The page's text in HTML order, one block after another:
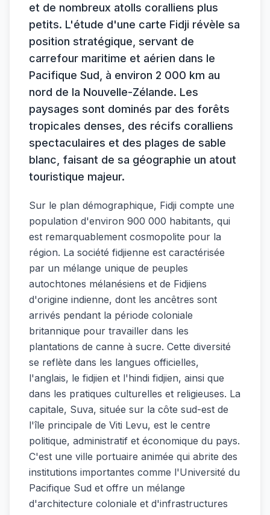
et de nombreux atolls coralliens plus
petits. L'étude d'une carte Fidji révèle sa
position stratégique, servant de
carrefour maritime et aérien dans le
Pacifique Sud, à environ 2 000 km au
nord de la Nouvelle-Zélande. Les
paysages sont dominés par des forêts
tropicales denses, des récifs coralliens
spectaculaires et des plages de sable
blanc, faisant de sa géographie un atout
touristique majeur.
Sur le plan démographique, Fidji compte une
population d'environ 900 000 habitants, qui
est remarquablement cosmopolite pour la
région. La société fidjienne est caractérisée
par un mélange unique de peuples
autochtones mélanésiens et de Fidjiens
d'origine indienne, dont les ancêtres sont
arrivés pendant la période coloniale
britannique pour travailler dans les
plantations de canne à sucre. Cette diversité
se reflète dans les langues officielles,
l'anglais, le fidjien et l'hindi fidjien, ainsi que
dans les pratiques culturelles et religieuses. La
capitale, Suva, située sur la côte sud-est de
l'île principale de Viti Levu, est le centre
politique, administratif et économique du pays.
C'est une ville portuaire animée qui abrite des
institutions importantes comme l'Université du
Pacifique Sud et offre un mélange
d'architecture coloniale et d'infrastructures